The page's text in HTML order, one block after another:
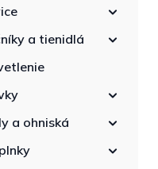
a tienidlá
a ohniská